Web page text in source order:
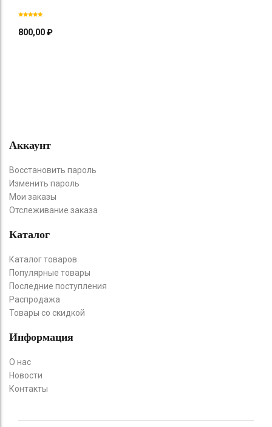
800,00₽
Аккаунт
Восстановить пароль
Изменить пароль
Мои заказы
Отслеживание заказа
Каталог
Каталог товаров
Популярные товары
Последние поступления
Распродажа
Товары со скидкой
Информация
О нас
Новости
Контакты